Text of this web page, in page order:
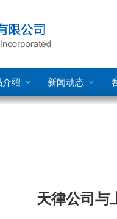
介绍 新闻动态
天律公司与